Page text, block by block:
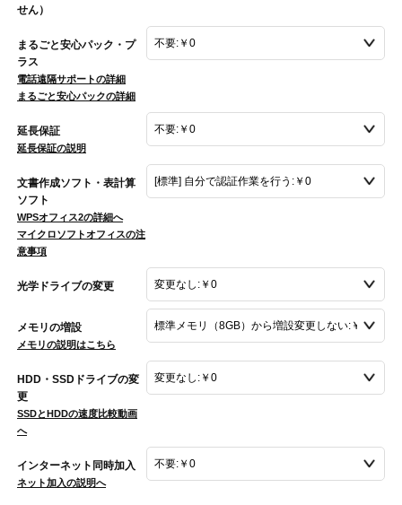
せん）
まるごと安心パック・プ
ラス
電話遠隔サポートの詳細
まるごと安心パックの詳細
延長保証
延長保証の説明
文書作成ソフト・表計算
ソフト
WPSオフィス2の詳細へ
マイクロソフトオフィスの注
意事項
光学ドライブの変更
メモリの増設
メモリの説明はこちら
HDD・SSDドライブの変
更
SSDとHDDの速度比較動画
へ
インターネット同時加入
ネット加入の説明へ